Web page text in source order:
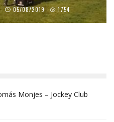
05/08/2019 1754
Monjes – Jockey Club